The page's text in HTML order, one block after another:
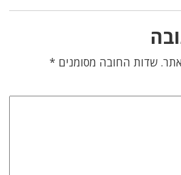
שדות החובה מסומנים *